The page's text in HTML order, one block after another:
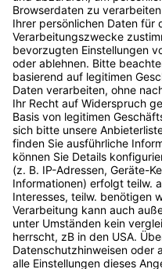
Digital Bash ist …
… die größte Event-Reihe der
Digitalbranche (bezogen auf
die Anzahl der jährlichen
Events) mit
Expert:innenwissen, das
und dein Unternehmen nach
vorne bringt. Die Event-
ist für Entscheider:innen im
Digitalraum ebenso